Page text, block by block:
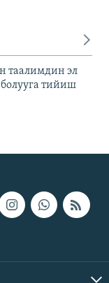
таалимдин эл
тийиш